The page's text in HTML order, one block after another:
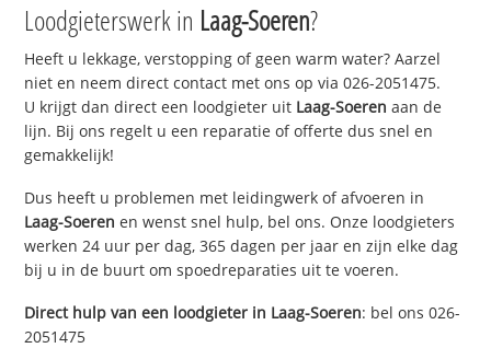
Loodgieterswerk in Laag-Soeren?
Heeft u lekkage, verstopping of geen warm water? Aarzel
niet en neem direct contact met ons op via 026-2051475.
U krijgt dan direct een loodgieter uit Laag-Soeren aan de
lijn. Bij ons regelt u een reparatie of offerte dus snel en
gemakkelijk!
Dus heeft u problemen met leidingwerk of afvoeren in
Laag-Soeren en wenst snel hulp, bel ons. Onze loodgieters
werken 24 uur per dag, 365 dagen per jaar en zijn elke dag
bij u in de buurt om spoedreparaties uit te voeren.
Direct hulp van een loodgieter in Laag-Soeren: bel ons 026-
2051475